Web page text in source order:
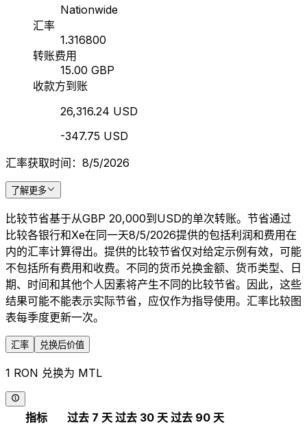
Nationwide
汇率
1.316800
转账费用
15.00 GBP
收款方到账
26,316.24 USD
-347.75 USD
汇率获取时间：8/5/2026
了解更多
比较节省基于从GBP 20,000到USD的单次转账。节省通过
比较各银行和Xe在同一天8/5/2026提供的包括利润和费用在
内的汇率计算得出。提供的比较节省仅对给定示例有效，可能
不包括所有费用和收费。不同的货币兑换金额、货币类型、日
期、时间和其他个人因素将产生不同的比较节省。因此，这些
结果可能不能表示实际节省，应仅作为指导使用。汇率比较图
表每季度更新一次。
汇率 兑换后价值
1 RON 兑换为 MTL
指标 过去 7 天 过去 30 天 过去 90 天